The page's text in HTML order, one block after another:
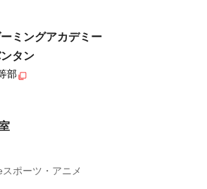
ミングアカデミー
タン
部
ポーツ・アニメ